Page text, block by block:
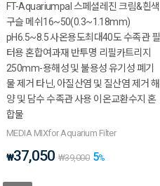
FT-Aquariumpal 스페셜레진 크림&흰색
구슬 메쉬16~50(0.3~1.18mm)
pH6.5~8.5 사온용도최대40도 수족관 필
터용 혼합여과재 반투명 리필카트리지
250mm-용해성 및 불용성 유기성 폐기
물 제거 타닌, 아질산염 및 질산염 제거 해
양 및 담수 수족관 사용 이온교환수지 혼
합물
MEDIA MIXfor Aquarium Filter
₩37,050 ₩39,000 5%